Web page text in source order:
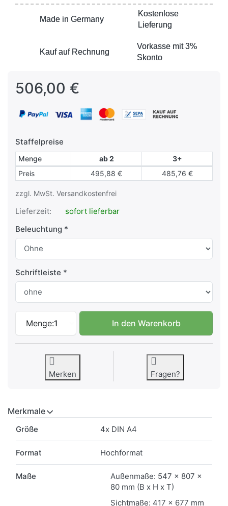
Made in Germany
Kostenlose
Lieferung
Kauf auf Rechnung
Vorkasse mit 3%
Skonto
Made in Germany
Kostenlose
Lieferung
Kauf auf Rechnung
Vorkasse mit 3%
Skonto
506,00 €
Staffelpreise
Staffelpreise
Menge ab 2
3+
Preis
495,88 € 485,76 €
zzgl. MwSt. Versandkostenfrei
Lieferzeit:
sofort lieferbar
Beleuchtung
Schriftleiste
Menge:1
Außen-Schaukasten Curve 4x DIN A4
In den Warenkorb
Merken Fragen?
Merkmale
Größe 4x DIN A4
Format Hochformat
Maße
Außenmaße: 547 x 807 x
80 mm (B x H x T)
Sichtmaße: 417 x 677 mm